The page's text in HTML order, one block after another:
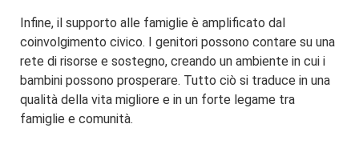
Infine, il supporto alle famiglie è amplificato dal
coinvolgimento civico. I genitori possono contare su una
rete di risorse e sostegno, creando un ambiente in cui i
bambini possono prosperare. Tutto ciò si traduce in una
qualità della vita migliore e in un forte legame tra
famiglie e comunità.